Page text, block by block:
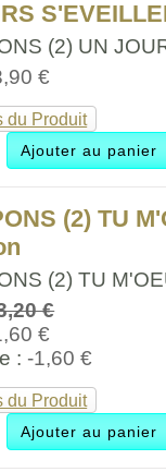
(2) UN
€
du Produit
(2) TU
(2) TU
€
€
:-1,60 €
du Produit